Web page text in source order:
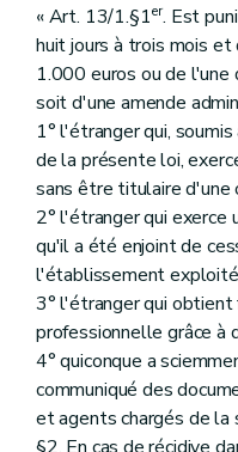
« Art. 13/1.§1er. Est
huit jours à trois mois
1.000 euros ou de l'une
soit d'une amende
1° l'étranger qui,
de la présente loi,
sans être titulaire d'une
2° l'étranger qui exerce
qu'il a été enjoint de
l'établissement
3° l'étranger qui
professionnelle grâce à
4° quiconque a
communiqué des
et agents chargés de la